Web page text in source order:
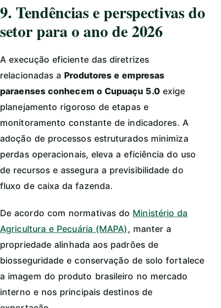
9. Tendências e perspectivas do
setor para o ano de 2026
A execução eficiente das diretrizes
relacionadas a Produtores e empresas
paraenses conhecem o Cupuaçu 5.0exige
planejamento rigoroso de etapas e
monitoramento constante de indicadores. A
adoção de processos estruturados minimiza
perdas operacionais, eleva a eficiência do uso
de recursos e assegura a previsibilidade do
fluxo de caixa da fazenda.
De acordo com normativas do Ministério da
Agricultura e Pecuária (MAPA), manter a
propriedade alinhada aos padrões de
biosseguridade e conservação de solo fortalece
a imagem do produto brasileiro no mercado
interno e nos principais destinos de